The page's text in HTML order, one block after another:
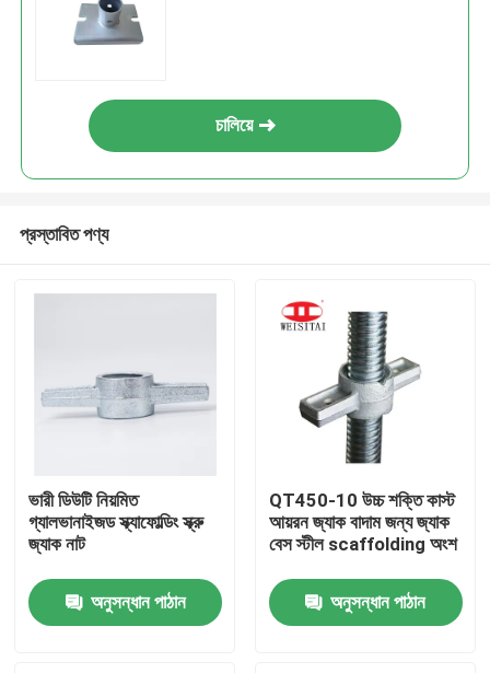
চালিয়ে
প্রস্তাবিত পণ্য
ভারী ডিউটি ​​নিয়মিত
গ্যালভানাইজড স্ক্যাফোল্ডিং স্ক্রু
জ্যাক নাট
অনুসন্ধান পাঠান
QT450-10 উচ্চ শক্তি কাস্ট
আয়রন জ্যাক বাদাম জন্য জ্যাক
বেস স্টীল scaffolding অংশ
অনুসন্ধান পাঠান